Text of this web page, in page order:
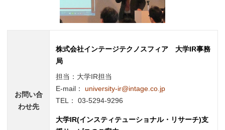
お問い合
わせ先
株式会社インテージテクノスフィア 大学IR事務
局
担当：大学IR担当
E-mail： university-ir@intage.co.jp
TEL： 03-5294-9296
大学IR(インスティテューショナル・リサーチ)支